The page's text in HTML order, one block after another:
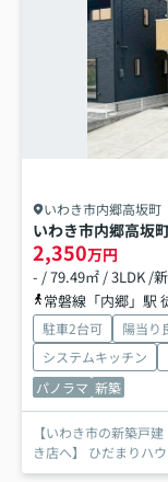
いわき市内郷高坂町
いわき市内郷高坂
2,350万円
- / 79.49㎡ / 3LDK /
常磐線「内郷」駅
駐車2台可 陽当り
システムキッチン
パノラマ 新築
【いわき市の新築戸
き店へ】 ひだ